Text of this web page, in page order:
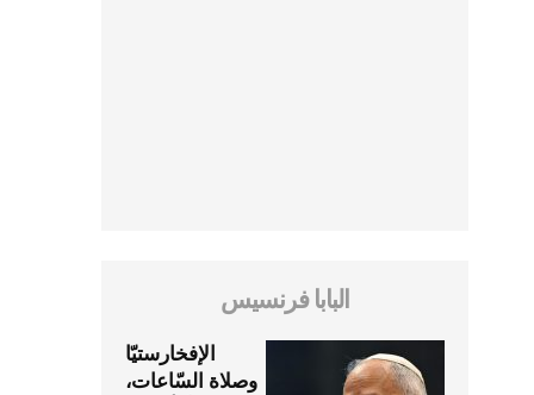
البابا فرنسيس
الإفخارستيّا
وصلاة السّاعات،